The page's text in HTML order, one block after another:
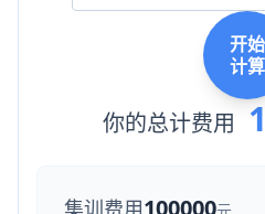
开始
计算
你的总计费用
集训费用100000